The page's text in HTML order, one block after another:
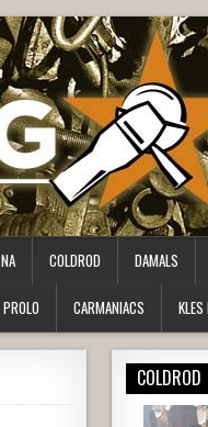
COLDROD DAMALS
CARMANIACS
COLDROD